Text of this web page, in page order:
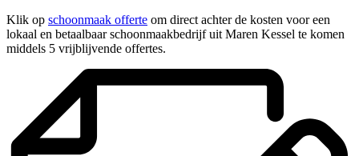
Klik op schoonmaak offerte om direct achter de kosten voor een
lokaal en betaalbaar schoonmaakbedrijf uit Maren Kessel te komen
middels 5 vrijblijvende offertes.